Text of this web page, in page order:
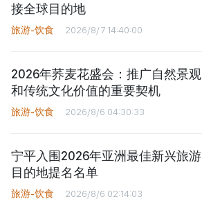
接全球目的地
旅游-饮食 2026/8/7 14:40:00
2026年荞麦花盛会：推广自然景观
和传统文化价值的重要契机
旅游-饮食 2026/8/6 04:30:33
宁平入围2026年亚洲最佳新兴旅游
目的地提名名单
旅游-饮食 2026/8/6 02:14:03